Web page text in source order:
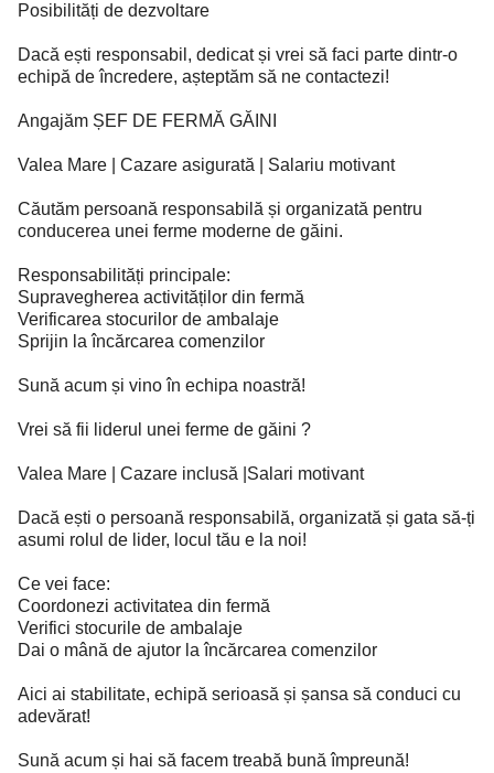
Posibilități de dezvoltare
Dacă ești responsabil, dedicat și vrei să faci parte dintr-o
echipă de încredere, așteptăm să ne contactezi!
Angajăm ȘEF DE FERMĂ GĂINI
Valea Mare | Cazare asigurată | Salariu motivant
Căutăm persoană responsabilă și organizată pentru
conducerea unei ferme moderne de găini.
Responsabilități principale:
Supravegherea activităților din fermă
Verificarea stocurilor de ambalaje
Sprijin la încărcarea comenzilor
Sună acum și vino în echipa noastră!
Vrei să fii liderul unei ferme de găini ?
Valea Mare | Cazare inclusă |Salari motivant
Dacă ești o persoană responsabilă, organizată și gata să-ți
asumi rolul de lider, locul tău e la noi!
Ce vei face:
Coordonezi activitatea din fermă
Verifici stocurile de ambalaje
Dai o mână de ajutor la încărcarea comenzilor
Aici ai stabilitate, echipă serioasă și șansa să conduci cu
adevărat!
Sună acum și hai să facem treabă bună împreună!